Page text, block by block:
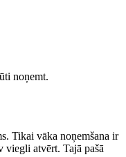
noņemt.
Tikai vāka noņemšana ir
viegli atvērt. Tajā pašā